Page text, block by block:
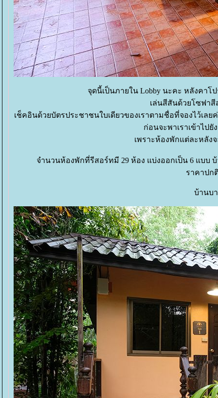
จุดนี้เป็นภายใน Lobby นะคะ หลังคาโ
เล่นสีสันด้วยโซฟา
เช็คอินด้วยบัตรประชาชนใบเดียวของเราตามชื่อที่จองไว้เ
ก่อนจะพาเราเข้าไป
เพราะห้องพักแต่ละหลัง
จำนวนห้องพักที่รีสอร์ทมี 29 ห้อง แบ่งออกเป็น 6 แบบ
ราคาปก
บ้านบ